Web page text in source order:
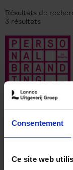
Consentement
Ce site web
Résultats de
3 résultats